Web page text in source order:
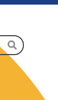
Haku
Hae